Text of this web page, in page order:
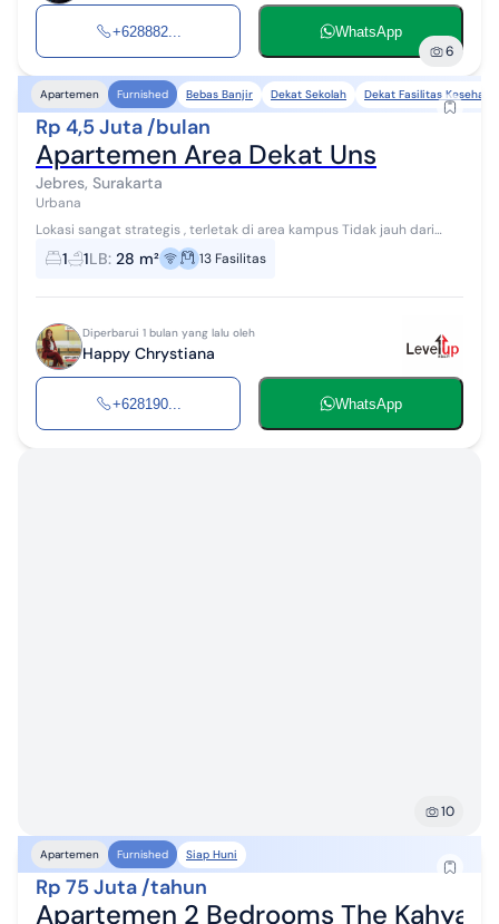
+628882... WhatsApp
6
Apartemen Furnished Bebas Banjir Dekat Sekolah Dekat Fasilitas
Rp 4,5 Juta /bulan
Apartemen Area Dekat Uns
Jebres, Surakarta
Urbana
Lokasi sangat strategis , terletak di area kampus Tidak jauh dari
fasilitas publik seperti mall, supermarket, hotel dan rumah sakit.
Lingkungan ama...
1 1LB: 28 m² 13 Fasilitas
Diperbarui 1 bulan yang lalu oleh
Happy Chrystiana
+628190... WhatsApp
10
Apartemen Furnished Siap Huni
Rp 75 Juta /tahun
Apartemen 2 Bedrooms The